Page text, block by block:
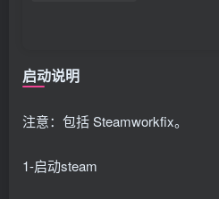
启动说明
注意：包括 Steamworkfix。
1-启动steam